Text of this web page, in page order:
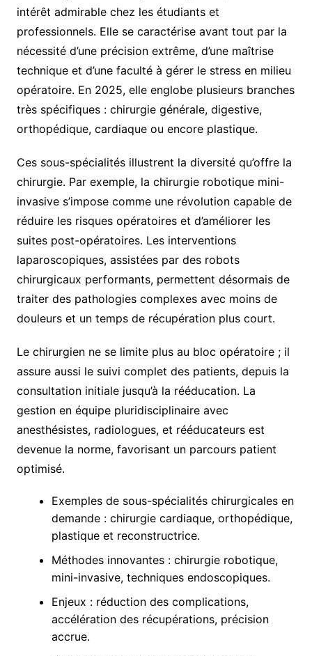
intérêt admirable chez les étudiants et
professionnels. Elle se caractérise avant tout par la
nécessité d’une précision extrême, d’une maîtrise
technique et d’une faculté à gérer le stress en milieu
opératoire. En 2025, elle englobe plusieurs branches
très spécifiques : chirurgie générale, digestive,
orthopédique, cardiaque ou encore plastique.
Ces sous-spécialités illustrent la diversité qu’offre la
chirurgie. Par exemple, la chirurgie robotique mini-
invasive s’impose comme une révolution capable de
réduire les risques opératoires et d’améliorer les
suites post-opératoires. Les interventions
laparoscopiques, assistées par des robots
chirurgicaux performants, permettent désormais de
traiter des pathologies complexes avec moins de
douleurs et un temps de récupération plus court.
Le chirurgien ne se limite plus au bloc opératoire ; il
assure aussi le suivi complet des patients, depuis la
consultation initiale jusqu’à la rééducation. La
gestion en équipe pluridisciplinaire avec
anesthésistes, radiologues, et rééducateurs est
devenue la norme, favorisant un parcours patient
optimisé.
Exemples de sous-spécialités chirurgicales en
demande : chirurgie cardiaque, orthopédique,
plastique et reconstructrice.
Méthodes innovantes : chirurgie robotique,
mini-invasive, techniques endoscopiques.
Enjeux : réduction des complications,
accélération des récupérations, précision
accrue.